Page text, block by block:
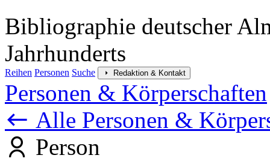
Bibliographie deutscher
Jahrhunderts
Reihen Personen Suche Redaktion & Kontakt
Personen & Körperschaften
Alle Personen &
Person